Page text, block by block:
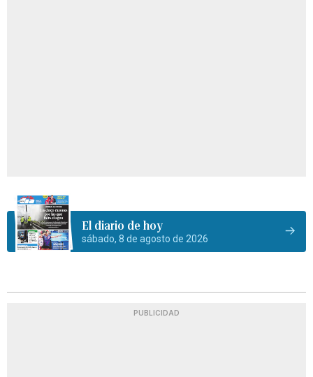
El diario de hoy
sábado, 8 de agosto de 2026
PUBLICIDAD